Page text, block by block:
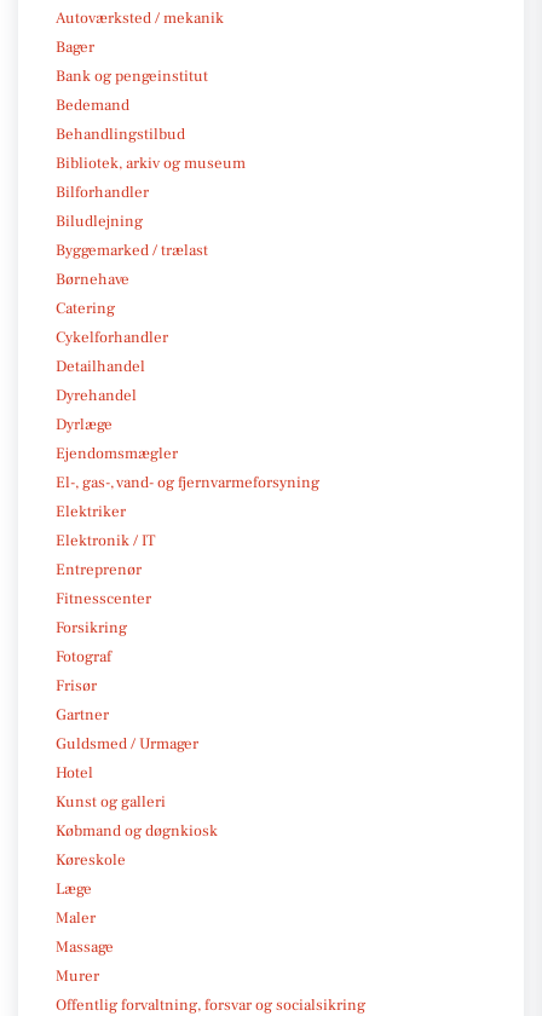
Autoværksted / mekanik
Bager
Bank og pengeinstitut
Bedemand
Behandlingstilbud
Bibliotek, arkiv og museum
Bilforhandler
Biludlejning
Byggemarked / trælast
Børnehave
Catering
Cykelforhandler
Detailhandel
Dyrehandel
Dyrlæge
Ejendomsmægler
El-, gas-, vand- og fjernvarmeforsyning
Elektriker
Elektronik / IT
Entreprenør
Fitnesscenter
Forsikring
Fotograf
Frisør
Gartner
Guldsmed / Urmager
Hotel
Kunst og galleri
Købmand og døgnkiosk
Køreskole
Læge
Maler
Massage
Murer
Offentlig forvaltning, forsvar og socialsikring